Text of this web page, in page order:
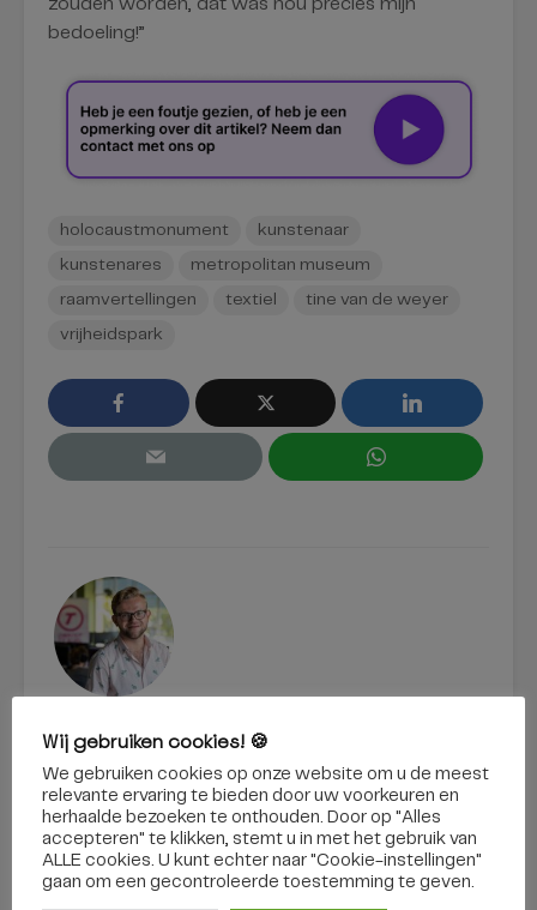
zouden worden, dat was nou precies mijn
bedoeling!”
holocaustmonument kunstenaar
kunstenares metropolitan museum
raamvertellingen textiel tine van de weyer
vrijheidspark
BEKIJK ALLES
Eva van Pelt
De Kwekerij viert
Wij gebruiken cookies! 🍪
We gebruiken cookies op onze website om u de meest
relevante ervaring te bieden door uw voorkeuren en
herhaalde bezoeken te onthouden. Door op "Alles
accepteren" te klikken, stemt u in met het gebruik van
ALLE cookies. U kunt echter naar "Cookie-instellingen"
gaan om een ​​gecontroleerde toestemming te geven.